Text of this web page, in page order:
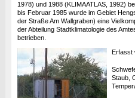
1978) und 1988 (KLIMAATLAS, 1992)
bis Februar 1985 wurde im Gebiet
der Straße Am Wallgraben) eine
der Abteilung Stadtklimatologie des
betrieben.
Erfasst
Staub,